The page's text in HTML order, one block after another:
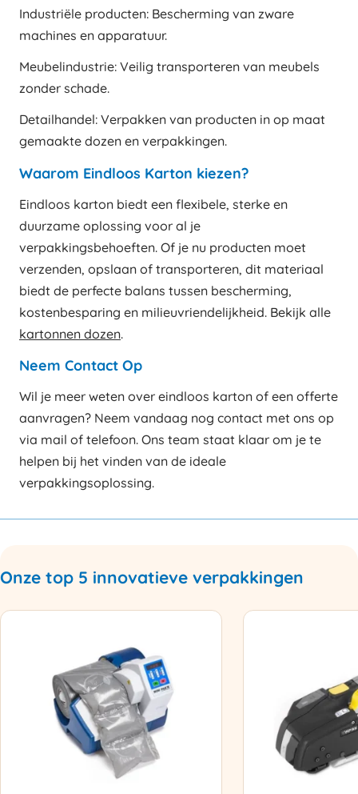
Industriële producten: Bescherming van zware
machines en apparatuur.
Meubelindustrie: Veilig transporteren van meubels
zonder schade.
Detailhandel: Verpakken van producten in op maat
gemaakte dozen en verpakkingen.
Waarom Eindloos Karton kiezen?
Eindloos karton biedt een flexibele, sterke en
duurzame oplossing voor al je
verpakkingsbehoeften. Of je nu producten moet
verzenden, opslaan of transporteren, dit materiaal
biedt de perfecte balans tussen bescherming,
kostenbesparing en milieuvriendelijkheid. Bekijk alle
kartonnen dozen.
Neem Contact Op
Wil je meer weten over eindloos karton of een offerte
aanvragen? Neem vandaag nog contact met ons op
via mail of telefoon. Ons team staat klaar om je te
helpen bij het vinden van de ideale
verpakkingsoplossing.
Onze top 5 innovatieve verpakkingen